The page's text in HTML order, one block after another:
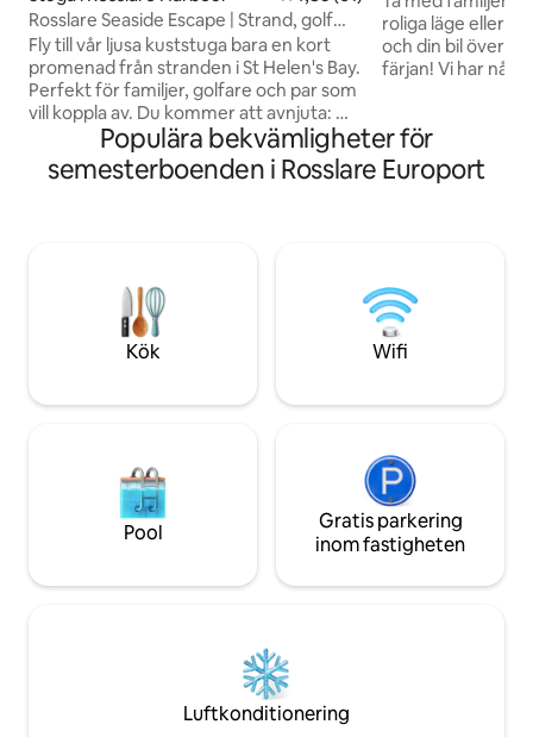
Rosslare Seaside Escape | Strand, golf
och kust
Fly till vår ljusa kuststuga bara en kort
promenad från stranden i St Helen's Bay.
Perfekt för familjer, golfare och par som
vill koppla av. Du kommer att avnjuta: ✓
Stort soligt däck med grillplats ✓ Mysig
vedeldad spis ✓ Snabbt wifi och smart-tv
✓ Modernt kök och moderna badrum ✓
solrummet är Our Little White Cottage
den perfekta basen för en avkopplande
semester vid havet
roliga läge eller
och din bil över
färjan! Vi har något för alla: - Tennisbanor
bara 10 minuters
golfbana och
minuters promenad bort
sydöstra Irland.
Populära bekvämligheter för
semesterboenden i Rosslare Europort
Kök Wifi
Pool
Gratis parkering
inom fastigheten
Luftkonditionering